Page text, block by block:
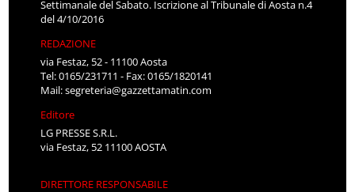
Settimanale del Sabato. Iscrizione al Tribunale di Aosta n.4
del 4/10/2016
REDAZIONE
via Festaz, 52 - 11100 Aosta
Tel: 0165/231711 - Fax: 0165/1820141
Mail:segreteria@gazzettamatin.com
Editore
LG PRESSE S.R.L.
via Festaz, 52 11100 AOSTA
DIRETTORE RESPONSABILE